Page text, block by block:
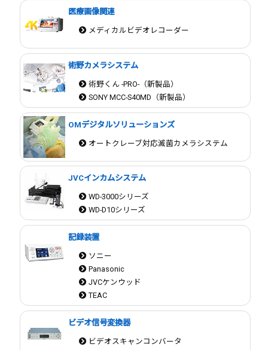
医療画像関連
メディカルビデオレコーダー
術野カメラシステム
術野くん -PRO-（新製品）
SONY MCC-S40MD（新製品）
OMデジタルソリューションズ
オートクレーブ対応滅菌カメラシステム
JVCインカムシステム
WD-3000シリーズ
WD-D10シリーズ
記録装置
ソニー
Panasonic
JVCケンウッド
TEAC
ビデオ信号変換器
ビデオスキャンコンバータ